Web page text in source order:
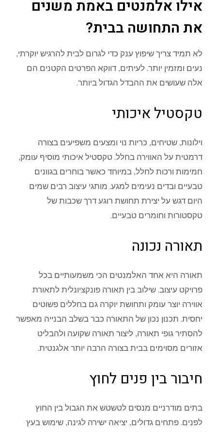
אילו אלמנטים באמת משנים
את התחושה בבית?
לא תמיד צריך שיפוץ ענק כדי לגרום לבית להרגיש יוקרתי,
נעים ומזמין יותר. לעיתים, דווקא הפרטים הקטנים הם
אלה שעושים את ההבדל הגדול ביותר.
טקסטיל איכותי
וילונות, שטיחים, כריות נוי ומצעים משפיעים בצורה
דרמטית על האווירה בחלל. טקסטיל איכותי מוסיף עומק,
חמימות ורכות לחלל, במיוחד כאשר בוחרים בגוונים
טבעיים ובדים נעימים למגע. מותגי עיצוב רבים שמים
היום דגש על יצירת תחושת רוגע דרך שכבות של
טקסטורות וחומרים טבעיים.
תאורה נכונה
תאורה היא אחד האלמנטים הכי משמעותיים בכל
פרויקט עיצוב. שילוב בין תאורה פונקציונלית לתאורת
אווירה יוצר עומק ותחושת יוקרה גם בחללים פשוטים
יחסית. תכנון נכון של התאורה כבר בשלב הבנייה מאפשר
להסתיר גופי תאורה, ליצור תאורה שקועה ולהבליט
אזורים מסוימים בבית בצורה הרבה יותר אלגנטית.
חיבור בין פנים לחוץ
בתים מודרניים מנסים לטשטש את הגבול בין החוץ
לפנים. פתחים גדולים, יציאה ישירה לגינה, שימוש בעץ